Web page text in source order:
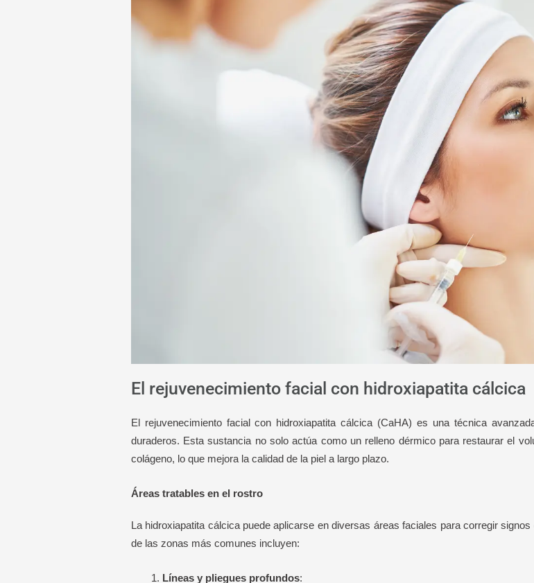
El rejuvenecimiento facial con hidroxiapatita cálcica
El rejuvenecimiento facial con hidroxiapatita cálcica (CaHA) es una técnica
duraderos. Esta sustancia no solo actúa como un relleno dérmico para restaurar el
colágeno, lo que mejora la calidad de la piel a largo plazo.
Áreas tratables en el rostro
La hidroxiapatita cálcica puede aplicarse en diversas áreas faciales para corregir
de las zonas más comunes incluyen:
Líneas y pliegues profundos: